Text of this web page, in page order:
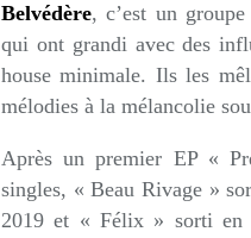
Belvédère, c’est un
qui ont grandi avec des
house minimale. Ils les
mélodies à la mélancolie
Après un premier EP «
singles, « Beau Rivage »
2019 et « Félix » sorti en